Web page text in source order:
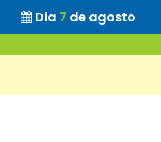
Dia 7 de agosto